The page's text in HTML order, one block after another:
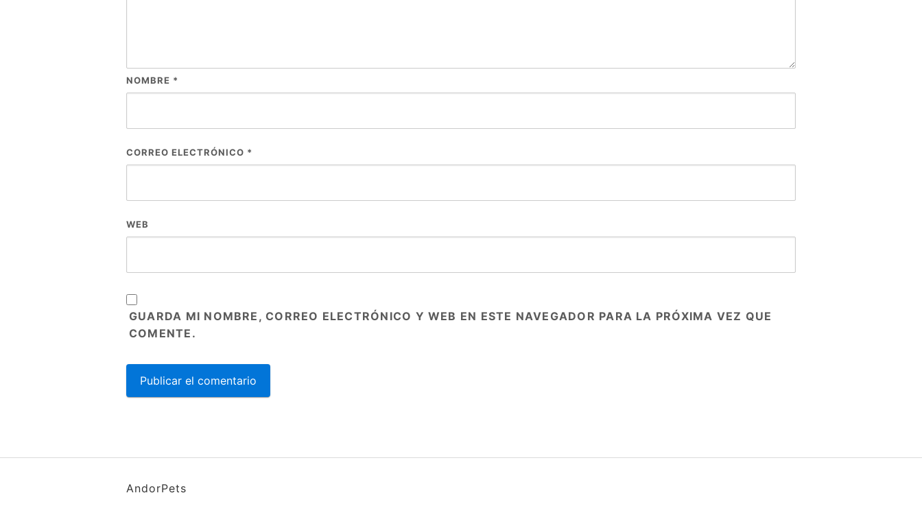
NOMBRE *
CORREO ELECTRÓNICO *
WEB
GUARDA MI NOMBRE, CORREO ELECTRÓNICO Y WEB EN ESTE NAVEGADOR PARA LA PRÓXIMA VEZ QUE
COMENTE.
AndorPets